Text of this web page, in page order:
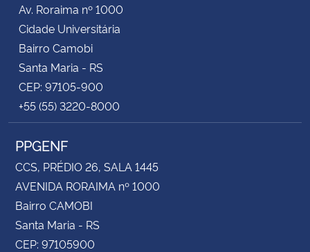
Av. Roraima nº 1000
Cidade Universitária
Bairro Camobi
Santa Maria - RS
CEP: 97105-900
+55 (55) 3220-8000
PPGENF
CCS, PRÉDIO 26, SALA 1445
AVENIDA RORAIMA nº 1000
Bairro CAMOBI
Santa Maria - RS
CEP: 97105900